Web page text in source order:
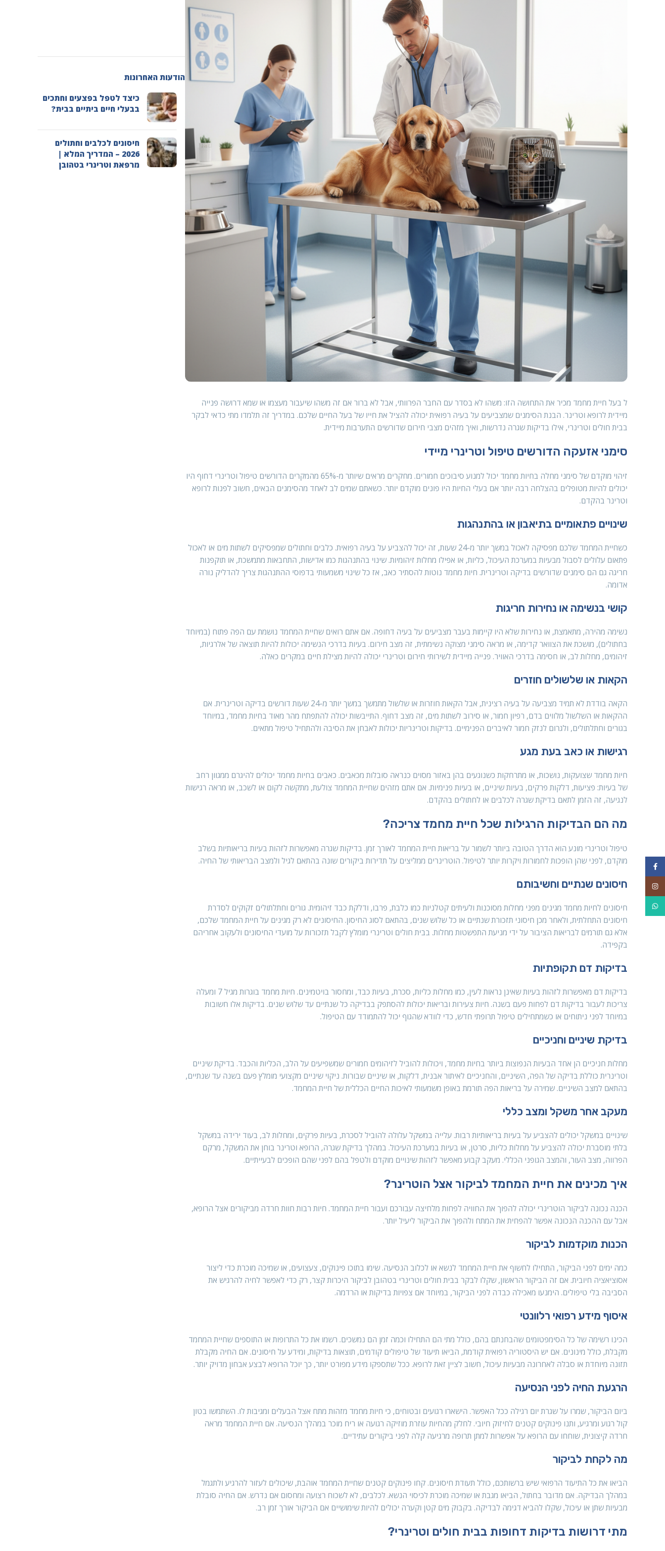
ל בעל חיית מחמד מכיר את התחושה הזו: משהו לא בסדר עם החבר הפרוותי, אבל לא ברור אם זה משהו שיעבור מעצמו או שמא דרושה פנייה
מיידית לרופא וטרינר. הבנת הסימנים שמצביעים על בעיה רפואית יכולה להציל את חייו של בעל החיים שלכם. במדריך זה תלמדו מתי כדאי לבקר
בבית חולים וטרינרי, אילו בדיקות שגרה נדרשות, ואיך מזהים מצבי חירום שדורשים התערבות מיידית.
סימני אזעקה הדורשים טיפול וטרינרי מיידי
זיהוי מוקדם של סימני מחלה בחיות מחמד יכול למנוע סיבוכים חמורים. מחקרים מראים שיותר מ-65% מהמקרים הדורשים טיפול וטרינרי דחוף היו
יכולים להיות מטופלים בהצלחה רבה יותר אם בעלי החיות היו פונים מוקדם יותר. כשאתם שמים לב לאחד מהסימנים הבאים, חשוב לפנות לרופא
וטרינר בהקדם.
שינויים פתאומיים בתיאבון או בהתנהגות
כשחיית המחמד שלכם מפסיקה לאכול במשך יותר מ-24 שעות, זה יכול להצביע על בעיה רפואית. כלבים וחתולים שמפסיקים לשתות מים או לאכול
פתאום עלולים לסבול מבעיות במערכת העיכול, כליות, או אפילו מחלות זיהומיות. שינוי בהתנהגות כמו אדישות, התחבאות מתמשכת, או תוקפנות
חריגה גם הם סימנים שדורשים בדיקה וטרינרית. חיות מחמד נוטות להסתיר כאב, אז כל שינוי משמעותי בדפוסי ההתנהגות צריך להדליק נורה
אדומה.
קושי בנשימה או נחירות חריגות
נשימה מהירה, מתאמצת, או נחירות שלא היו קיימות בעבר מצביעים על בעיה דחופה. אם אתם רואים שחיית המחמד נושמת עם הפה פתוח (במיוחד
בחתולים), מושכת את הצוואר קדימה, או מראה סימני מצוקה נשימתית, זה מצב חירום. בעיות בדרכי הנשימה יכולות להיות תוצאה של אלרגיות,
זיהומים, מחלות לב, או חסימה בדרכי האוויר. פנייה מיידית לשירותי חירום וטרינרי יכולה להיות מצילת חיים במקרים כאלה.
הקאות או שלשולים חוזרים
הקאה בודדת לא תמיד מצביעה על בעיה רצינית, אבל הקאות חוזרות או שלשול מתמשך במשך יותר מ-24 שעות דורשים בדיקה וטרינרית. אם
ההקאות או השלשול מלווים בדם, רפיון חמור, או סירוב לשתות מים, זה מצב דחוף. התייבשות יכולה להתפתח מהר מאוד בחיות מחמד, במיוחד
בגורים וחתלתולים, ולגרום לנזק חמור לאיברים הפנימיים. בדיקות וטרינריות יכולות לאבחן את הסיבה ולהתחיל טיפול מתאים.
רגישות או כאב בעת מגע
חיות מחמד שצועקות, נושכות, או מתרחקות כשנוגעים בהן באזור מסוים כנראה סובלות מכאבים. כאבים בחיות מחמד יכולים להיגרם ממגוון רחב
של בעיות: פציעות, דלקות פרקים, בעיות שיניים, או בעיות פנימיות. אם אתם מזהים שחיית המחמד צולעת, מתקשה לקום או לשכב, או מראה רגישות
לנגיעה, זה הזמן לתאם בדיקת שגרה לכלבים או לחתולים בהקדם.
מה הם הבדיקות הרגילות שכל חיית מחמד צריכה?
טיפול וטרינרי מונע הוא הדרך הטובה ביותר לשמור על בריאות חיית המחמד לאורך זמן. בדיקות שגרה מאפשרות לזהות בעיות בריאותיות בשלב
מוקדם, לפני שהן הופכות לחמורות ויקרות יותר לטיפול. הוטרינרים ממליצים על תדירות ביקורים שונה בהתאם לגיל ולמצב הבריאותי של החיה.
חיסונים שנתיים וחשיבותם
חיסונים לחיות מחמד מגינים מפני מחלות מסוכנות ולעיתים קטלניות כמו כלבת, פרבו, ודלקת כבד זיהומית. גורים וחתלתולים זקוקים לסדרת
חיסונים התחלתית, ולאחר מכן חיסוני תזכורת שנתיים או כל שלוש שנים, בהתאם לסוג החיסון. החיסונים לא רק מגינים על חיית המחמד שלכם,
אלא גם תורמים לבריאות הציבור על ידי מניעת התפשטות מחלות. בבית חולים וטרינרי מומלץ לקבל תזכורות על מועדי החיסונים ולעקוב אחריהם
בקפידה.
בדיקות דם תקופתיות
בדיקות דם מאפשרות לזהות בעיות שאינן נראות לעין, כמו מחלות כליות, סכרת, בעיות כבד, ומחסור בויטמינים. חיות מחמד בוגרות מגיל 7 ומעלה
צריכות לעבור בדיקות דם לפחות פעם בשנה. חיות צעירות ובריאות יכולות להסתפק בבדיקה כל שנתיים עד שלוש שנים. בדיקות אלו חשובות
במיוחד לפני ניתוחים או כשמתחילים טיפול תרופתי חדש, כדי לוודא שהגוף יכול להתמודד עם הטיפול.
בדיקת שיניים וחניכיים
מחלות חניכיים הן אחד הבעיות הנפוצות ביותר בחיות מחמד, ויכולות להוביל לזיהומים חמורים שמשפיעים על הלב, הכליות והכבד. בדיקת שיניים
וטרינרית כוללת בדיקה של הפה, השיניים, והחניכיים לאיתור אבנית, דלקות, או שיניים שבורות. ניקוי שיניים מקצועי מומלץ פעם בשנה עד שנתיים,
בהתאם למצב השיניים. שמירה על בריאות הפה תורמת באופן משמעותי לאיכות החיים הכללית של חיית המחמד.
מעקב אחר משקל ומצב כללי
שינויים במשקל יכולים להצביע על בעיות בריאותיות רבות. עלייה במשקל עלולה להוביל לסכרת, בעיות פרקים, ומחלות לב, בעוד ירידה במשקל
בלתי מוסברת יכולה להצביע על מחלות כליות, סרטן, או בעיות במערכת העיכול. במהלך בדיקת שגרה, הרופא וטרינר בוחן את המשקל, מרקם
הפרווה, מצב העור, והמצב הגופני הכללי. מעקב קבוע מאפשר לזהות שינויים מוקדם ולטפל בהם לפני שהם הופכים לבעייתיים.
איך מכינים את חיית המחמד לביקור אצל הוטרינר?
הכנה נכונה לביקור הוטרינרי יכולה להפוך את החוויה לפחות מלחיצה עבורכם ועבור חיית המחמד. חיות רבות חוות חרדה מביקורים אצל הרופא,
אבל עם ההכנה הנכונה אפשר להפחית את המתח ולהפוך את הביקור ליעיל יותר.
הכנות מוקדמות לביקור
כמה ימים לפני הביקור, התחילו לחשוף את חיית המחמד לנשא או לכלוב הנסיעה. שימו בתוכו פינוקים, צעצועים, או שמיכה מוכרת כדי ליצור
אסוציאציה חיובית. אם זה הביקור הראשון, שקלו לבקר בבית חולים וטרינרי בטהובן לביקור היכרות קצר, רק כדי לאפשר לחיה להרגיש את
הסביבה בלי טיפולים. הימנעו מאכילה כבדה לפני הביקור, במיוחד אם צפויות בדיקות או הרדמה.
איסוף מידע רפואי רלוונטי
הכינו רשימה של כל הסימפטומים שהבחנתם בהם, כולל מתי הם התחילו וכמה זמן הם נמשכים. רשמו את כל התרופות או התוספים שחיית המחמד
מקבלת, כולל מינונים. אם יש היסטוריה רפואית קודמת, הביאו תיעוד של טיפולים קודמים, תוצאות בדיקות, ומידע על חיסונים. אם החיה מקבלת
תזונה מיוחדת או סבלה לאחרונה מבעיות עיכול, חשוב לציין זאת לרופא. ככל שתספקו מידע מפורט יותר, כך יוכל הרופא לבצע אבחון מדויק יותר.
הרגעת החיה לפני הנסיעה
ביום הביקור, שמרו על שגרת יום רגילה ככל האפשר. הישארו רגועים ובטוחים, כי חיות מחמד מזהות מתח אצל הבעלים ומגיבות לו. השתמשו בטון
קול רגוע ומרגיע, ותנו פינוקים קטנים לחיזוק חיובי. לחלק מהחיות עוזרת מוזיקה רגועה או ריח מוכר במהלך הנסיעה. אם חיית המחמד מראה
חרדה קיצונית, שוחחו עם הרופא על אפשרות למתן תרופה מרגיעה קלה לפני ביקורים עתידיים.
מה לקחת לביקור
הביאו את כל התיעוד הרפואי שיש ברשותכם, כולל תעודת חיסונים. קחו פינוקים קטנים שחיית המחמד אוהבת, שיכולים לעזור להרגיע ולתגמל
במהלך הבדיקה. אם מדובר בחתול, הביאו מגבת או שמיכה מוכרת לכיסוי הנשא. לכלבים, לא לשכוח רצועה ומחסום אם נדרש. אם החיה סובלת
מבעיות שתן או עיכול, שקלו להביא דגימה לבדיקה. בקבוק מים קטן וקערה יכולים להיות שימושיים אם הביקור אורך זמן רב.
מתי דרושות בדיקות דחופות בבית חולים וטרינרי?
הודעות האחרונות
כיצד לטפל בפצעים וחתכים
בבעלי חיים ביתיים בבית?
חיסונים לכלבים וחתולים
2026 – המדריך המלא |
מרפאת וטרינרי בטהובן
Facebook
Instagram
WhatsApp